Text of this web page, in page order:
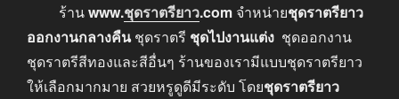
ร้านwww.ชุดราตรียาว.com จำหน่ายชุดราตรียาว
ออกงานกลางคืนชุดราตรี ชุดไปงานแต่ง ชุดออกงาน
ชุดราตรีสีทองและสีอื่นๆ ร้านของเรามีแบบชุดราตรียาว
ให้เลือกมากมาย สวยหรูดูดีมีระดับ โดยชุดราตรียาว